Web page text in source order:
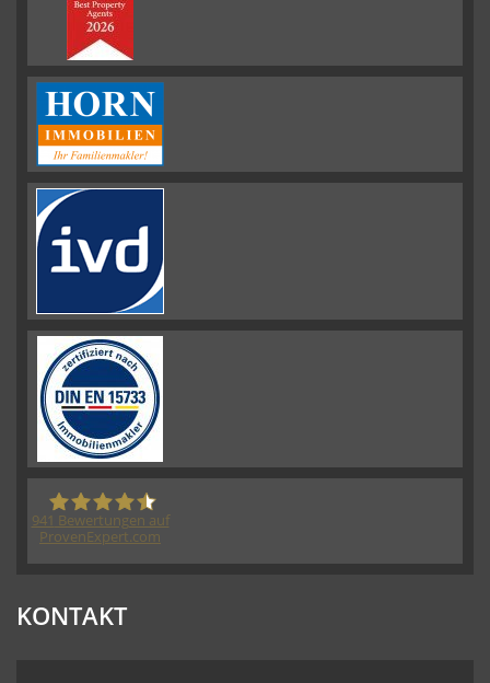
HORN IMMOBILIEN GmbH
941 Bewertungen auf
ProvenExpert.com
KONTAKT